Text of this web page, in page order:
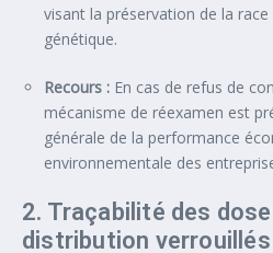
visant la préservation de la
génétique.
Recours : En cas de refus de
mécanisme de réexamen est
générale de la performance
environnementale des
2. Traçabilité des
distribution verrouillés